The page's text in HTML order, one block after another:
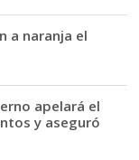
a naranja el
apelará el
y aseguró